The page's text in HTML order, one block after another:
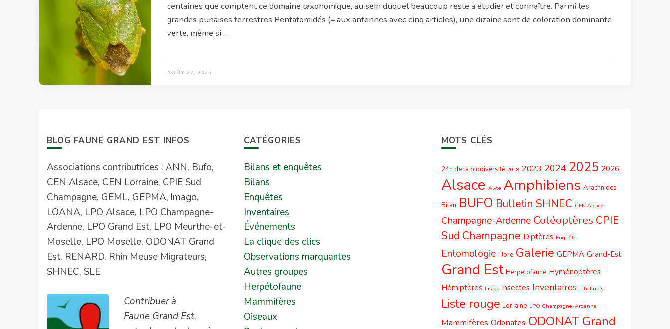
centaines que comptent ce domaine taxonomique, au sein duquel beaucoup reste à étudier et connaître. Parmi les
grandes punaises terrestres Pentatomidés (= aux antennes avec cinq articles), une dizaine sont de coloration dominante
verte, même si …
AOÛT 22, 2025
BLOG FAUNE GRAND EST INFOS
Associations contributrices : ANN, Bufo,
CEN Alsace, CEN Lorraine, CPIE Sud
Champagne, GEML, GEPMA, Imago,
LOANA, LPO Alsace, LPO Champagne-
Ardenne, LPO Grand Est, LPO Meurthe-et-
Moselle, LPO Moselle, ODONAT Grand
Est, RENARD, Rhin Meuse Migrateurs,
SHNEC, SLE
Contribuer à
Faune Grand Est,
CATÉGORIES
Bilans et enquêtes
Bilans
Enquêtes
Inventaires
Événements
La clique des clics
Observations marquantes
Autres groupes
Herpétofaune
Mammifères
Oiseaux
MOTS CLÉS
24h de la biodiversité 2018 2023 2024 2025 2026
Alsace Alyte Amphibiens Arachnides
Bilan BUFO Bulletin SHNEC CEN Alsace
Champagne-Ardenne Coléoptères CPIE
Sud Champagne Diptères Enquête
Entomologie Flore Galerie GEPMA Grand-Est
Grand Est Herpétofaune Hyménoptères
Hémiptères Imago Insectes Inventaires Libellules
Liste rouge Lorraine LPO Champagne-Ardenne
Mammifères Odonates ODONAT Grand